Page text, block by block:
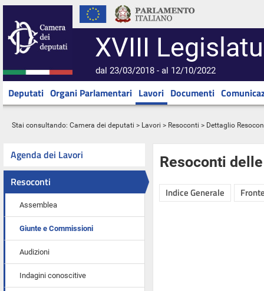
XVIII
dal 23/03/2018 - al 12/10/2022
Deputati Organi Parlamentari Lavori Documenti
Stai consultando: Camera dei deputati > Lavori > Resoconti > Dettaglio
Agenda dei Lavori
Resoconti
Assemblea
Giunte e Commissioni
Audizioni
Indagini conoscitive
Resoconti
Indice Generale